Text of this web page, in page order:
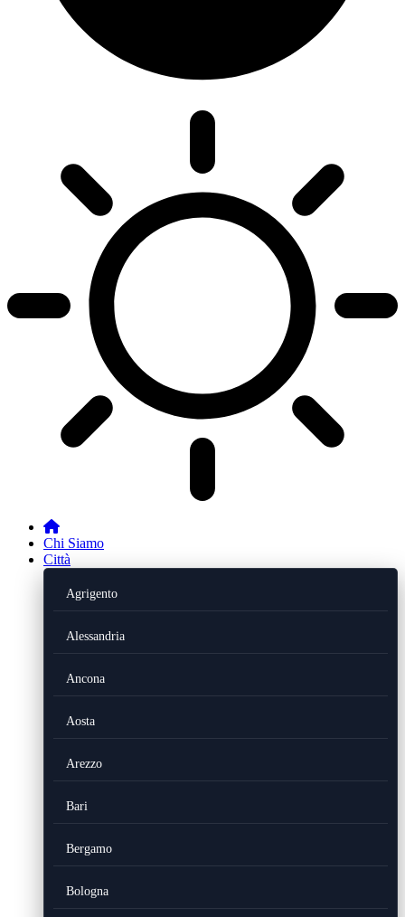
Chi Siamo
Città
Agrigento
Alessandria
Ancona
Aosta
Arezzo
Bari
Bergamo
Bologna